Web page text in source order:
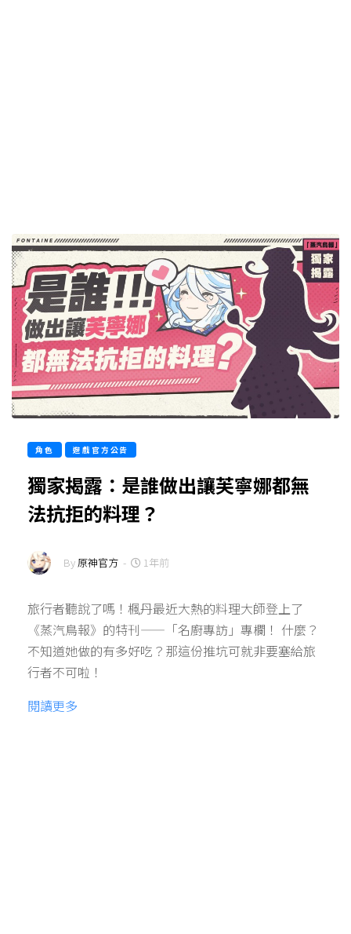
角色 遊戲官方公告
獨家揭露：是誰做出讓芙寧娜都無
法抗拒的料理？
By原神官方 - 1年前
旅行者聽說了嗎！楓丹最近大熱的料理大師登上了
《蒸汽鳥報》的特刊——「名廚專訪」專欄！ 什麼？
不知道她做的有多好吃？那這份推坑可就非要塞給旅
行者不可啦！
閱讀更多